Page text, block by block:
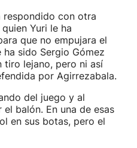
respondido con otra
Yuri le ha
que no empujara el
sido Sergio Gómez
tiro lejano, pero ni así
por Agirrezabala.
del juego y al
balón. En una de esas
en sus botas, pero el